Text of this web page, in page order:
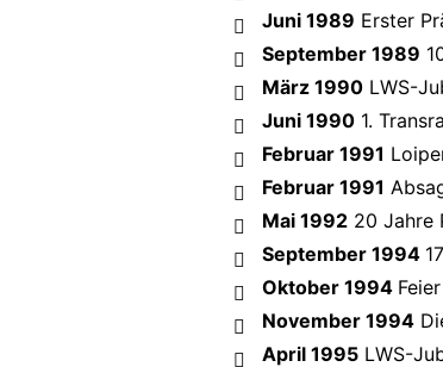
Juni 1989 Erster
September 1989
März 1990 LWS-
Juni 1990 1.
Februar 1991
Februar 1991
Mai 1992 20 Jahre
September 1994
Oktober 1994
November 1994
April 1995 LWS-